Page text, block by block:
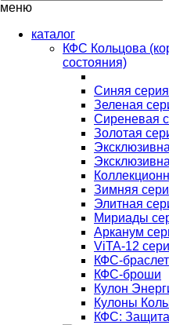
меню
каталог
КФС Кольцова
состояния)
Синяя серия
Зеленая
Сиреневая
Золотая
Зимняя
Элитная
Мириады
Арканум
ViTA-12
КФС-
КФС-броши
Кулон
Кулоны
КФС: